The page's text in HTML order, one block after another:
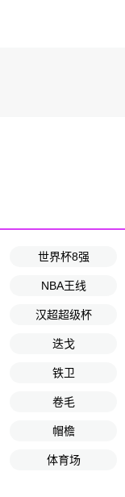
世界杯8强
NBA王线
汉超超级杯
迭戈
铁卫
卷毛
帽檐
体育场